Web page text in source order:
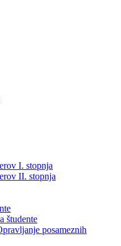
I. stopnja
II. stopnja
študente
posameznih